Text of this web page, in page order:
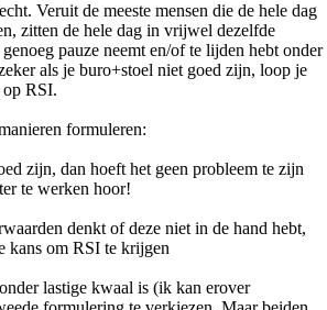
Veruit de meeste mensen die de hele dag
zitten de hele dag in vrijwel dezelfde
pauze neemt en/of te lijden hebt onder
als je buro+stoel niet goed zijn, loop je
RSI.
formuleren:
zijn, dan hoeft het geen probleem te zijn
te werken hoor!
denkt of deze niet in de hand hebt,
kans om RSI te krijgen
lastige kwaal is (ik kan erover